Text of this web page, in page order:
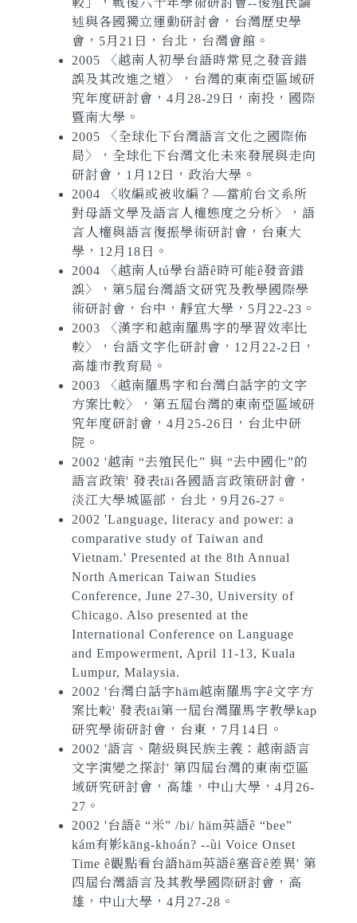
述與各國獨立運動研討會，台灣歷史學
會，5月21日，台北，台灣會館。
2005 〈越南人初學台語時常見之發音錯
誤及其改進之道〉，台灣的東南亞區域研
究年度研討會，4月28-29日，南投，國際
暨南大學。
2005 〈全球化下台灣語言文化之國際佈
局〉，全球化下台灣文化未來發展與走向
研討會，1月12日，政治大學。
2004 〈收編或被收編？—當前台文系所
對母語文學及語言人權態度之分析〉，語
言人權與語言復振學術研討會，台東大
學，12月18日。
2004 〈越南人tú學台語ê時可能ê發音錯
誤〉，第5屆台灣語文研究及教學國際學
術研討會，台中，靜宜大學，5月22-23。
2003 〈漢字和越南羅馬字的學習效率比
較〉，台語文字化研討會，12月22-2日，
高雄市教育局。
2003 〈越南羅馬字和台灣白話字的文字
方案比較〉，第五屆台灣的東南亞區域研
究年度研討會，4月25-26日，台北中研
院。
2002 '越南 “去殖民化” 與 “去中國化”的
語言政策' 發表tāi各國語言政策研討會，
淡江大學城區部，台北，9月26-27。
2002 'Language, literacy and power: a
comparative study of Taiwan and
Vietnam.' Presented at the 8th Annual
North American Taiwan Studies
Conference, June 27-30, University of
Chicago. Also presented at the
International Conference on Language
and Empowerment, April 11-13, Kuala
Lumpur, Malaysia.
2002 '台灣白話字häm越南羅馬字ê文字方
案比較' 發表tāi第一屆台灣羅馬字教學kap
研究學術研討會，台東，7月14日。
2002 '語言、階級與民族主義：越南語言
文字演變之探討' 第四屆台灣的東南亞區
域研究研討會，高雄，中山大學，4月26-
27。
2002 '台語ê “米” /bi/ häm英語ê “bee”
kám有影kāng-khoán? --ùi Voice Onset
Time ê觀點看台語häm英語ê塞音ê差異' 第
四屆台灣語言及其教學國際研討會，高
雄，中山大學，4月27-28。